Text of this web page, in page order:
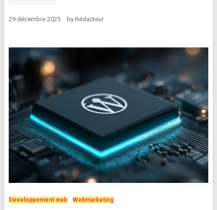
29 décembre 2025 by Rédacteur
Développement web Webmarketing